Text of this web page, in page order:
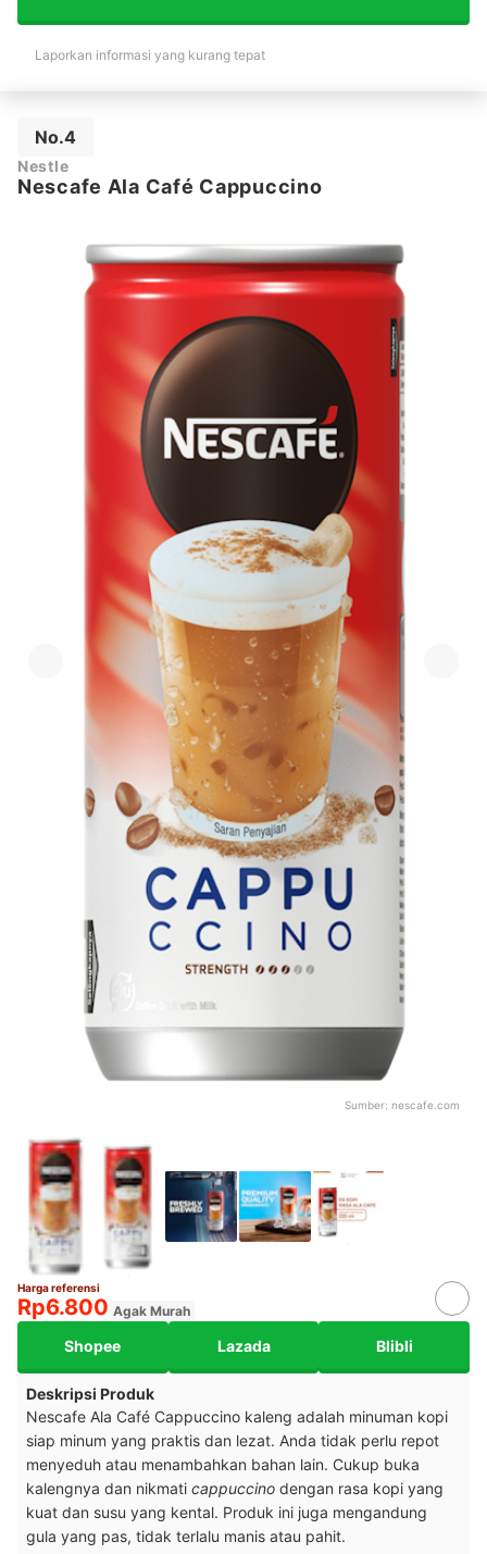
Laporkan informasi yang kurang tepat
No.4
Nestle
Nescafe Ala Café Cappuccino
Sumber: nescafe.com
Harga referensi
Rp6.800 Agak Murah
Shopee Lazada Blibli
Deskripsi Produk
Nescafe Ala Café Cappuccino kaleng adalah minuman kopi
siap minum yang praktis dan lezat. Anda tidak perlu repot
menyeduh atau menambahkan bahan lain. Cukup buka
kalengnya dan nikmati cappuccino dengan rasa kopi yang
kuat dan susu yang kental. Produk ini juga mengandung
gula yang pas, tidak terlalu manis atau pahit.